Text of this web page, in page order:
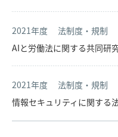
2021年度
法制度・規制
AIと労働法に関する共同研
2021年度
法制度・規制
情報セキュリティに関する